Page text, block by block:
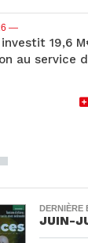
—
investit 19,6
au service
DERNIÈRE
JUIN-